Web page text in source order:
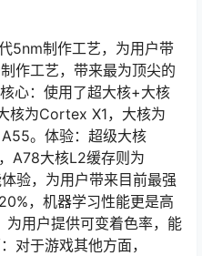
5nm制作工艺，为用户带
作工艺，带来最为顶尖的
心：使用了超大核+大核
核为Cortex X1，大核为
。体验：超级大核
A78大核L2缓存则为
验，为用户带来目前最强
，机器学习性能更是高
为用户提供可变着色率，能
对于游戏其他方面，